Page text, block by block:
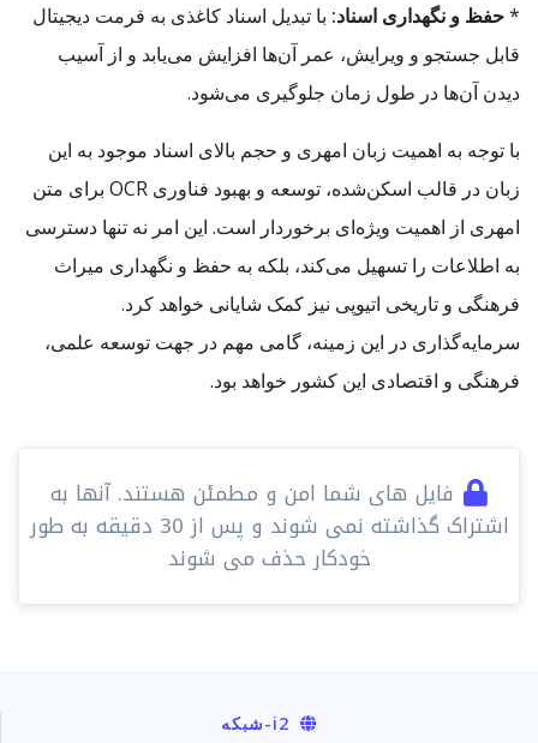
*حفظ و نگهداری اسناد: با تبدیل اسناد کاغذی به فرمت دیجیتال
قابل جستجو و ویرایش، عمر آن‌ها افزایش می‌یابد و از آسیب
دیدن آن‌ها در طول زمان جلوگیری می‌شود.
با توجه به اهمیت زبان امهری و حجم بالای اسناد موجود به این
زبان در قالب اسکن‌شده، توسعه و بهبود فناوری OCR برای متن
امهری از اهمیت ویژه‌ای برخوردار است. این امر نه تنها دسترسی
به اطلاعات را تسهیل می‌کند، بلکه به حفظ و نگهداری میراث
فرهنگی و تاریخی اتیوپی نیز کمک شایانی خواهد کرد.
سرمایه‌گذاری در این زمینه، گامی مهم در جهت توسعه علمی،
فرهنگی و اقتصادی این کشور خواهد بود.
فایل های شما امن و مطمئن هستند. آنها به
اشتراک گذاشته نمی شوند و پس از 30 دقیقه به طور
خودکار حذف می شوند
i2-شبکه